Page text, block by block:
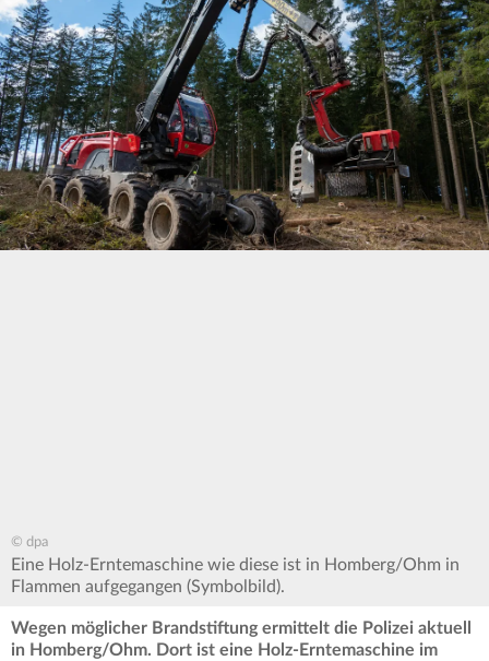
© dpa
Eine Holz-Erntemaschine wie diese ist in Homberg/Ohm in
Flammen aufgegangen (Symbolbild).
Wegen möglicher Brandstiftung ermittelt die Polizei aktuell
in Homberg/Ohm. Dort ist eine Holz-Erntemaschine im